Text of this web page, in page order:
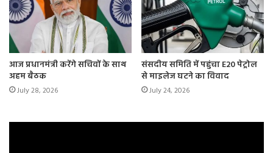
आज प्रधानमंत्री करेंगे सचिवों के साथ
अहम बैठक
July 28, 2026
संसदीय समिति में पहुंचा E20 पेट्रोल
से माइलेज घटने का विवाद
July 24, 2026